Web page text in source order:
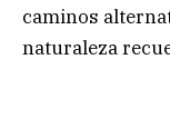
caminos
naturaleza